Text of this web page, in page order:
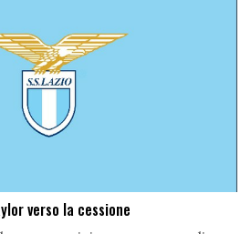
verso la cessione